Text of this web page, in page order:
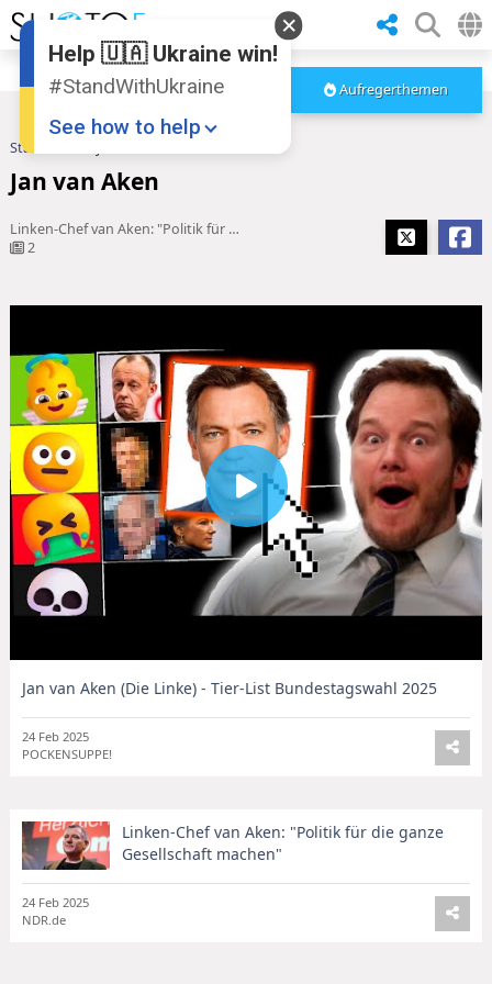
Aufregerthemen
Startseite
Jan van Aken
Linken-Chef van Aken: "Politik für die ganze Gesellschaft machen"
2
Jan van Aken (Die Linke) - Tier-List Bundestagswahl 2025
24 Feb 2025
POCKENSUPPE!
Linken-Chef van Aken: "Politik für die ganze
Gesellschaft machen"
24 Feb 2025
NDR.de
Help 🇺🇦 Ukraine win!
#StandWithUkraine
See how to help
Support Ukraine
❤
Share this widget
📌